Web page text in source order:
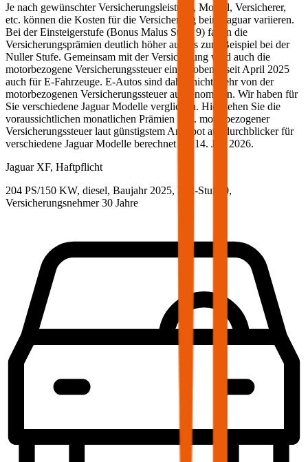
Je nach gewünschter Versicherungsleistung, Modell, Versicherer,
etc. können die Kosten für die Versicherung beim
Jaguarvariieren.
Bei der Einsteigerstufe (Bonus Malus Stufe 9) fallen die
Versicherungsprämien deutlich höher aus als zum Beispiel bei der
Nuller Stufe. Gemeinsam mit der Versicherung wird auch die
motorbezogene Versicherungssteuer eingehoben – seit April 2025
auch für E-Fahrzeuge. E-Autos sind daher nicht mehr von der
motorbezogenen Versicherungssteuer ausgenommen. Wir haben für
Sie verschiedene JaguarModelle verglichen. Hier sehen Sie die
voraussichtlichen monatlichen Prämien inkl. motorbezogener
Versicherungssteuer laut günstigstem Angebot auf durchblicker für
verschiedene JaguarModelle berechnet am 14. Juli 2026.
JaguarXF, Haftpflicht
204 PS/150 KW, diesel, Baujahr 2025, BM-Stufe 0,
Versicherungsnehmer 30 Jahre